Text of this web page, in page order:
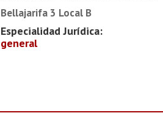
Bellajarifa 3 Local B
Especialidad Jurídica:
general